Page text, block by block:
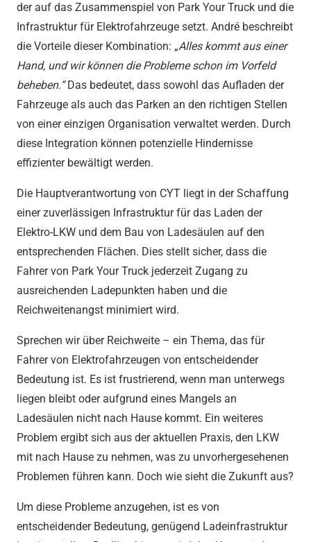
der auf das Zusammenspiel von Park Your Truck und die
Infrastruktur für Elektrofahrzeuge setzt. André beschreibt
die Vorteile dieser Kombination: „Alles kommt aus einer
Hand, und wir können die Probleme schon im Vorfeld
beheben.“Das bedeutet, dass sowohl das Aufladen der
Fahrzeuge als auch das Parken an den richtigen Stellen
von einer einzigen Organisation verwaltet werden. Durch
diese Integration können potenzielle Hindernisse
effizienter bewältigt werden.
Die Hauptverantwortung von CYT liegt in der Schaffung
einer zuverlässigen Infrastruktur für das Laden der
Elektro-LKW und dem Bau von Ladesäulen auf den
entsprechenden Flächen. Dies stellt sicher, dass die
Fahrer von Park Your Truck jederzeit Zugang zu
ausreichenden Ladepunkten haben und die
Reichweitenangst minimiert wird.
Sprechen wir über Reichweite – ein Thema, das für
Fahrer von Elektrofahrzeugen von entscheidender
Bedeutung ist. Es ist frustrierend, wenn man unterwegs
liegen bleibt oder aufgrund eines Mangels an
Ladesäulen nicht nach Hause kommt. Ein weiteres
Problem ergibt sich aus der aktuellen Praxis, den LKW
mit nach Hause zu nehmen, was zu unvorhergesehenen
Problemen führen kann. Doch wie sieht die Zukunft aus?
Um diese Probleme anzugehen, ist es von
entscheidender Bedeutung, genügend Ladeinfrastruktur